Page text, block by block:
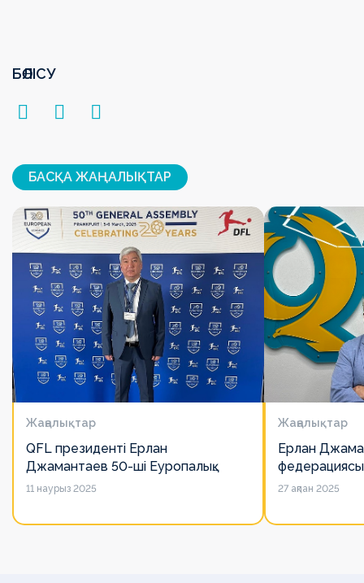
БӨЛІСУ
БАСҚА ЖАҢАЛЫҚТАР
Жаңалықтар
QFL президенті Ерлан
Джамантаев 50-ші Еуропалық
лигалар Бас ассамблеясына
11 наурыз 2025
Жаңалықтар
Ерлан
есімін
27 ақпан 2025